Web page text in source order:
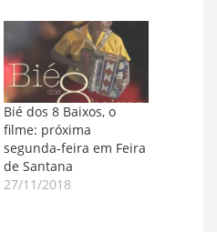
Bié dos 8 Baixos, o
filme: próxima
segunda-feira em Feira
de Santana
27/11/2018